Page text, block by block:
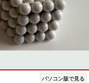
パソコン版で見る